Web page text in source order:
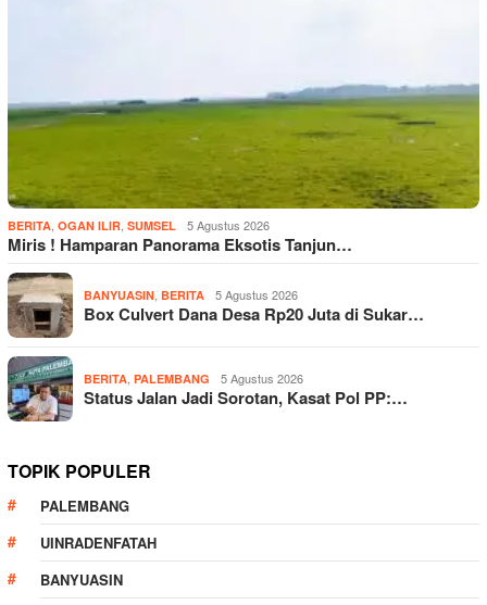
BERITA OGAN ILIR SUMSEL 5 Agustus 2026
Miris ! Hamparan Panorama Eksotis Tanjun…
BANYUASIN BERITA 5 Agustus 2026
Box Culvert Dana Desa Rp20 Juta di Sukar…
BERITA PALEMBANG 5 Agustus 2026
Status Jalan Jadi Sorotan, Kasat Pol PP:…
TOPIK POPULER
PALEMBANG
UINRADENFATAH
BANYUASIN